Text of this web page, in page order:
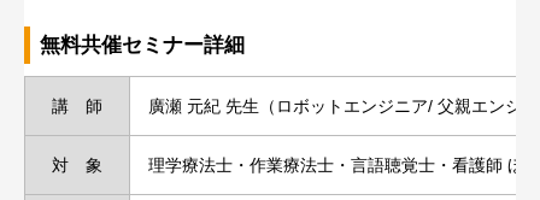
無料共催セミナー詳細
講 師 廣瀬 元紀 先生（ロボットエンジニア/ 父親エンジ
対 象 理学療法士・作業療法士・言語聴覚士・看護師 ほか